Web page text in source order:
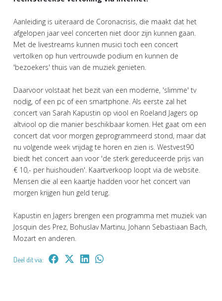
Aanleiding is uiteraard de Coronacrisis, die maakt dat het
afgelopen jaar veel concerten niet door zijn kunnen gaan.
Met de livestreams kunnen musici toch een concert
vertolken op hun vertrouwde podium en kunnen de
'bezoekers' thuis van de muziek genieten.
Daarvoor volstaat het bezit van een moderne, 'slimme' tv
nodig, of een pc of een smartphone. Als eerste zal het
concert van Sarah Kapustin op viool en Roeland Jagers op
altviool op die manier beschikbaar komen. Het gaat om een
concert dat voor morgen geprogrammeerd stond, maar dat
nu volgende week vrijdag te horen en zien is. Westvest90
biedt het concert aan voor 'de sterk gereduceerde prijs van
€ 10,- per huishouden'. Kaartverkoop loopt via de website.
Mensen die al een kaartje hadden voor het concert van
morgen krijgen hun geld terug.
Kapustin en Jagers brengen een programma met muziek van
Josquin des Prez, Bohuslav Martinu, Johann Sebastiaan Bach,
Mozart en anderen.
Deel dit via: